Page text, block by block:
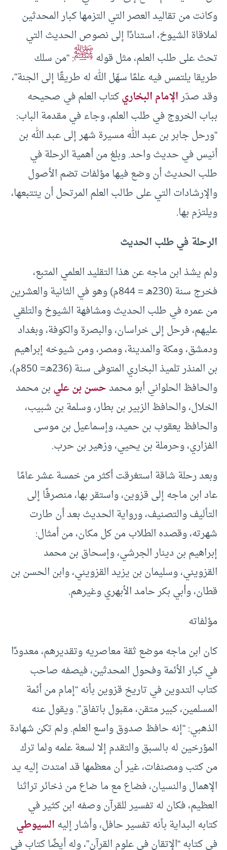
وكانت من تقاليد العصر التي التزمها كبار المحدثين
لملاقاة الشيوخ، استنادًا إلى نصوص الحديث التي
تحث على طلب العلم، مثل قولهﷺ: “من سلك
طريقا يلتمس فيه علمًا سهّل الله له طريقًا إلى الجنة”،
وقد صدّرالإمام البخاريكتاب العلم في صحيحه
بباب الخروج في طلب العلم، وجاء في مقدمة الباب:
“ورحل جابر بن عبد الله مسيرة شهر إلى عبد الله بن
أنيس في حديث واحد. وبلغ من أهمية الرحلة في
طلب الحديث أن وضع فيها مؤلفات تضم الأصول
والإرشادات التي على طالب العلم المرتحل أن يتتبعها،
ويلتزم بها.
الرحلة في طلب الحديث
ولم يشذ ابن ماجه عن هذا التقليد العلمي المتبع،
فخرج سنة (230هـ = 844م) وهو في الثانية والعشرين
من عمره في طلب الحديث ومشافهة الشيوخ والتلقي
عليهم، فرحل إلى خراسان، والبصرة والكوفة، وبغداد
ودمشق، ومكة والمدينة، ومصر، ومن شيوخه إبراهيم
بن المنذر تلميذ البخاري المتوفى سنة (236هـ= 850م)،
والحافظ الحلواني أبو محمدحسن بن عليبن محمد
الخلال، والحافظ الزبير بن بطار، وسلمة بن شبيب،
والحافظ يعقوب بن حميد، وإسماعيل بن موسى
الفزاري، وحرملة بن يحيي، وزهير بن حرب.
وبعد رحلة شاقة استغرقت أكثر من خمسة عشر عامًا
عاد ابن ماجه إلى قزوين، واستقر بها، منصرفًا إلى
التأليف والتصنيف، ورواية الحديث بعد أن طارت
شهرته، وقصده الطلاب من كل مكان، من أمثال:
إبراهيم بن دينار الجرشي، وإسحاق بن محمد
القزويني، وسليمان بن يزيد القزويني، وابن الحسن بن
قطان، وأبي بكر حامد الأبهري وغيرهم.
مؤلفاته
كان ابن ماجه موضع ثقة معاصريه وتقديرهم، معدودًا
في كبار الأئمة وفحول المحدثين، فيصفه صاحب
كتاب التدوين في تاريخ قزوين بأنه “إمام من أئمة
المسلمين، كبير متقن، مقبول باتفاق”. ويقول عنه
الذهبي: “إنه حافظ صدوق واسع العلم. ولم تكن شهادة
المؤرخين له بالسبق والتقدم إلا لسعة علمه ولما ترك
من كتب ومصنفات، غير أن معظمها قد امتدت إليه يد
الإهمال والنسيان، فضاع مع ما ضاع من ذخائر تراثنا
العظيم، فكان له تفسير للقرآن وصفه ابن كثير في
كتابه البداية بأنه تفسير حافل، وأشار إليهالسيوطي
في كتابه “الإتقان في علوم القرآن”، وله أيضًا كتاب في